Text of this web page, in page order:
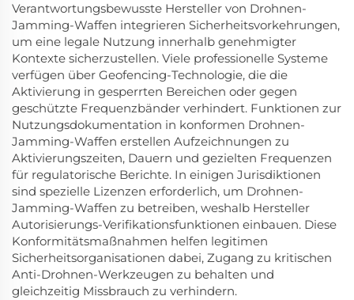
Verantwortungsbewusste Hersteller von Drohnen-
Jamming-Waffen integrieren Sicherheitsvorkehrungen,
um eine legale Nutzung innerhalb genehmigter
Kontexte sicherzustellen. Viele professionelle Systeme
verfügen über Geofencing-Technologie, die die
Aktivierung in gesperrten Bereichen oder gegen
geschützte Frequenzbänder verhindert. Funktionen zur
Nutzungsdokumentation in konformen Drohnen-
Jamming-Waffen erstellen Aufzeichnungen zu
Aktivierungszeiten, Dauern und gezielten Frequenzen
für regulatorische Berichte. In einigen Jurisdiktionen
sind spezielle Lizenzen erforderlich, um Drohnen-
Jamming-Waffen zu betreiben, weshalb Hersteller
Autorisierungs-Verifikationsfunktionen einbauen. Diese
Konformitätsmaßnahmen helfen legitimen
Sicherheitsorganisationen dabei, Zugang zu kritischen
Anti-Drohnen-Werkzeugen zu behalten und
gleichzeitig Missbrauch zu verhindern.